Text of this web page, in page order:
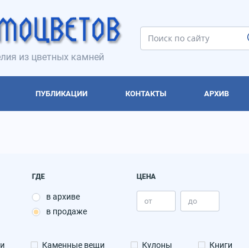
из цветных камней
ПУБЛИКАЦИИ КОНТАКТЫ АРХИВ
ГДЕ
в архиве
в продаже
ЦЕНА
Каменные вещи Кулоны Книги